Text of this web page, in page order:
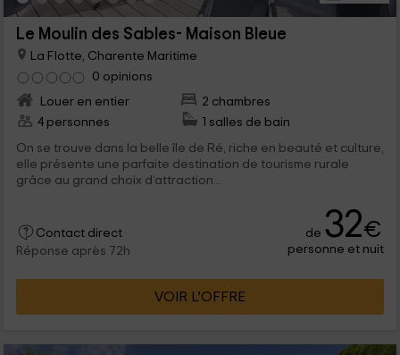
Le Moulin des Sables- Maison Bleue
La Flotte, Charente Maritime
0 opinions
Louer en entier
2 chambres
4 personnes
1 salles de bain
On se trouve dans la belle île de Ré, riche en beauté et culture,
elle présente une parfaite destination de tourisme rurale
grâce au grand choix d’attraction...
Contact direct
Réponse après 72h
de 32€
personne et nuit
VOIR L’OFFRE